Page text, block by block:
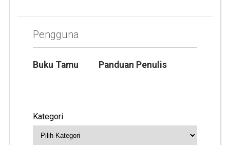
Pengguna
Buku Tamu Panduan Penulis
Kategori